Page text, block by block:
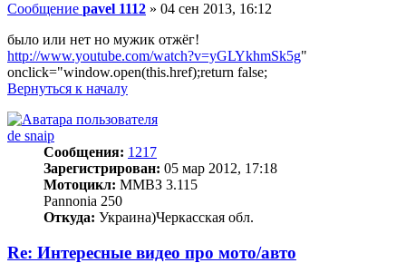
Сообщение pavel 1112 » 04 сен 2013, 16:12
было или нет но мужик отжёг!
http://www.youtube.com/watch?v=yGLYkhmSk5g"
onclick="window.open(this.href);return false;
Вернуться к началу
de snaip
Сообщения: 1217
Зарегистрирован: 05 мар 2012, 17:18
Мотоцикл: ММВЗ 3.115
Pannonia 250
Откуда: Украина)Черкасская обл.
Re: Интересные видео про мото/авто